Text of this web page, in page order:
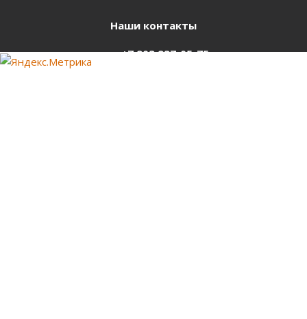
Наши контакты
+7 903 937-05-75